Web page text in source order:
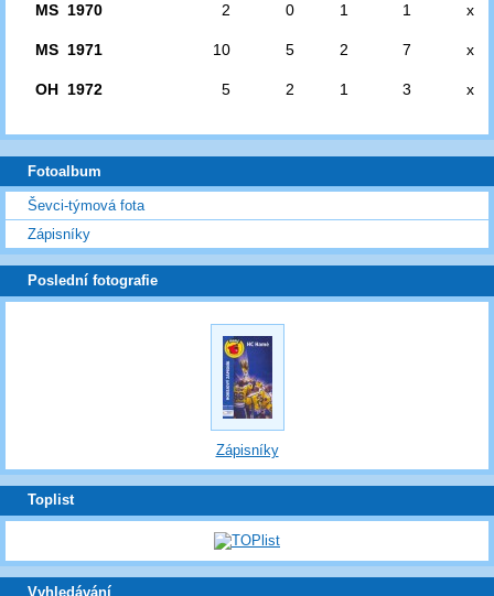
MS 1970 2 0 1 1 x
MS 1971 10 5 2 7 x
OH 1972 5 2 1 3 x
Fotoalbum
Ševci-týmová fota
Zápisníky
Poslední fotografie
Zápisníky
Toplist
Vyhledávání